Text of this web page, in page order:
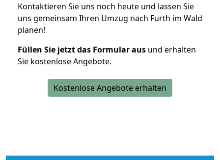
Kontaktieren Sie uns noch heute und lassen Sie
uns gemeinsam Ihren Umzug nach Furth im Wald
planen!
Füllen Sie jetzt das Formular aus und erhalten
Sie kostenlose Angebote.
Kostenlose Angebote erhalten